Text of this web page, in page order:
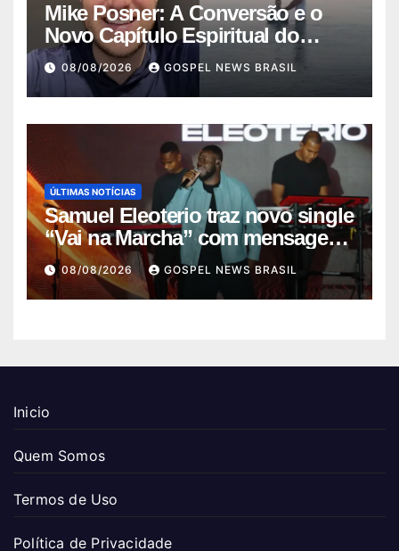
Mike Posner: A Conversão e o
Novo Capítulo Espiritual do
Cantor
08/08/2026 GOSPEL NEWS BRASIL
ÚLTIMAS NOTÍCIAS
Samuel Eleoterio traz novo single
“Vai na Marcha” com mensagem
de f…
08/08/2026 GOSPEL NEWS BRASIL
Inicio
Quem Somos
Termos de Uso
Política de Privacidade